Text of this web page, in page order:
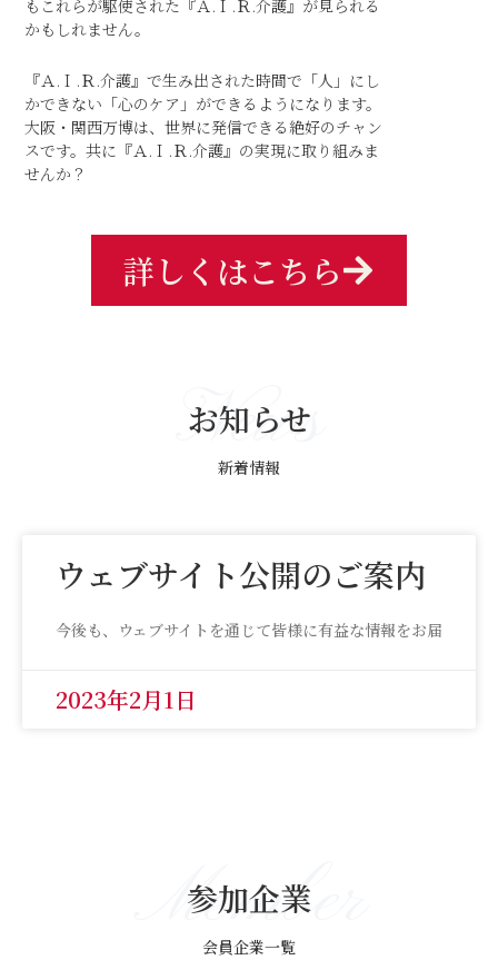
もこれらが駆使された『Ａ.Ｉ.Ｒ.介護』が見られる
かもしれません。
『Ａ.Ｉ.Ｒ.介護』で生み出された時間で「人」にし
かできない「心のケア」ができるようになります。
大阪・関西万博は、世界に発信できる絶好のチャン
スです。共に『Ａ.Ｉ.Ｒ.介護』の実現に取り組みま
せんか？
詳しくはこちら
News
お知らせ
新着情報
ウェブサイト公開のご案内
今後も、ウェブサイトを通じて皆様に有益な情報をお届
2023年2月1日
Member
参加企業
会員企業一覧